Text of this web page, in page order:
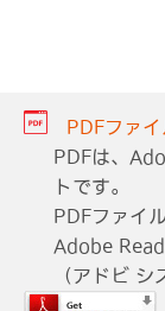
PDFファイ
PDFは、
トです。
PDFファイ
Adobe
（アドビ シ